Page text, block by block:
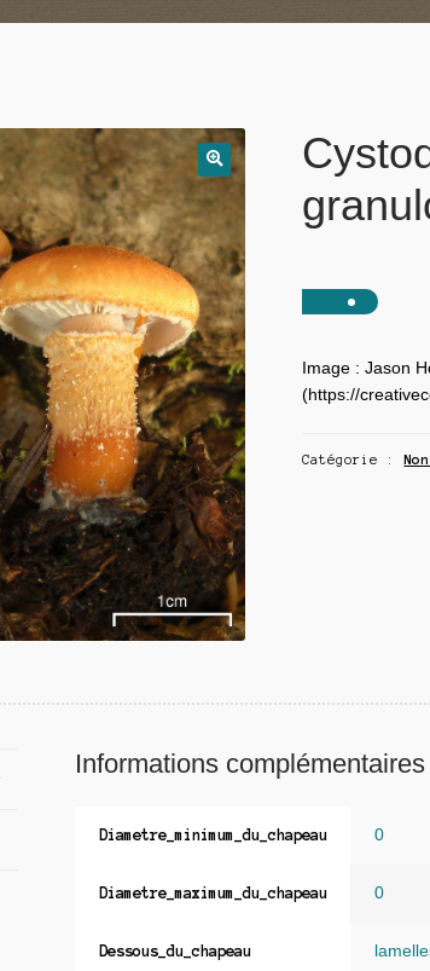
Image : Jason
(https://
Catégorie :
Informations complémentaires
Diametre_minimum_du_chapeau 0
Diametre_maximum_du_chapeau 0
Dessous_du_chapeau